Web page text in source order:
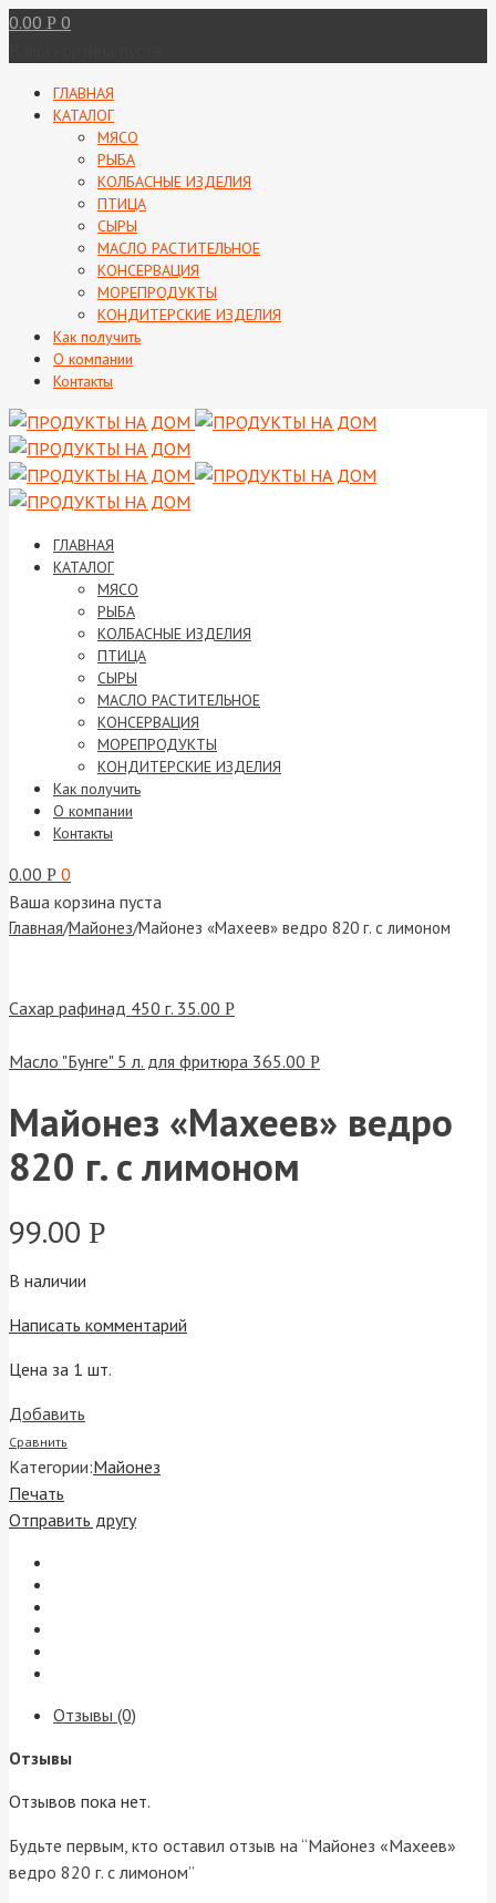
0.00 Р 0
ГЛАВНАЯ
КАТАЛОГ
МЯСО
РЫБА
КОЛБАСНЫЕ ИЗДЕЛИЯ
ПТИЦА
СЫРЫ
МАСЛО РАСТИТЕЛЬНОЕ
КОНСЕРВАЦИЯ
МОРЕПРОДУКТЫ
КОНДИТЕРСКИЕ ИЗДЕЛИЯ
Как получить
О компании
Контакты
ГЛАВНАЯ
КАТАЛОГ
МЯСО
РЫБА
КОЛБАСНЫЕ ИЗДЕЛИЯ
ПТИЦА
СЫРЫ
МАСЛО РАСТИТЕЛЬНОЕ
КОНСЕРВАЦИЯ
МОРЕПРОДУКТЫ
КОНДИТЕРСКИЕ ИЗДЕЛИЯ
Как получить
О компании
Контакты
0.00 Р 0
Ваша корзина пуста
Главная/Майонез/Майонез «Махеев» ведро 820 г. с лимоном
Сахар рафинад 450 г. 35.00 Р
Масло "Бунге" 5 л. для фритюра 365.00 Р
Майонез «Махеев» ведро
820 г. с лимоном
99.00 Р
В наличии
Написать комментарий
Цена за 1 шт.
Добавить
Сравнить
Категории:Майонез
Печать
Отправить другу
Отзывы (0)
Отзывы
Отзывов пока нет.
Будьте первым, кто оставил отзыв на “Майонез «Махеев»
ведро 820 г. с лимоном”